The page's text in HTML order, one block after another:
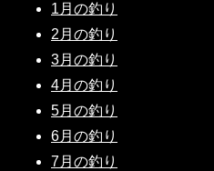
1月の釣り
2月の釣り
3月の釣り
4月の釣り
5月の釣り
6月の釣り
7月の釣り